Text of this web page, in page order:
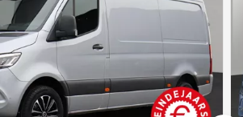
is een zusterbedrijf van Vakgarage de
BOVAG autobedrijf waar
hoog in het vaandel staat.
Wij zijn geopend van maandag t/m
17:30 en zaterdag van 8:30 tot 16:00.
ook mogelijk. Zondags gesloten!